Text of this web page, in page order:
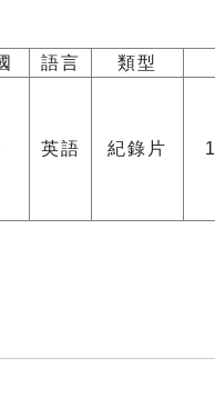
語言 類型
英語 紀錄片